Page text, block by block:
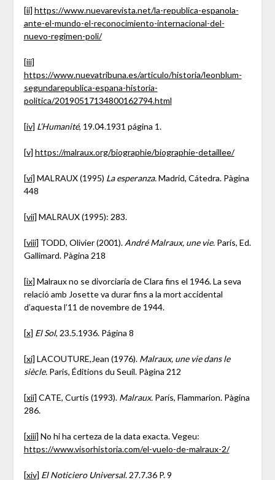
[ii] https://www.nuevarevista.net/la-republica-espanola-
ante-el-mundo-el-reconocimiento-internacional-del-
nuevo-regimen-poli/
[iii]
https://www.nuevatribuna.es/articulo/historia/leonblum-
segundarepublica-espana-historia-
politica/20190517134800162794.html
[iv] L’Humanité, 19.04.1931 página 1.
[v] https://malraux.org/biographie/biographie-detaillee/
[vi] MALRAUX (1995) La esperanza.Madrid, Cátedra. Pàgina
448
[vii] MALRAUX (1995): 283.
[viii] TODD, Olivier (2001). André Malraux, une vie.París, Ed.
Gallimard. Pàgina 218
[ix] Malraux no se divorciaría de Clara fins el 1946. La seva
relació amb Josette va durar fins a la mort accidental
d’aquesta l’11 de novembre de 1944.
[x] El Sol, 23.5.1936. Página 8
[xi] LACOUTURE,Jean (1976). Malraux, une vie dans le
siècle.Paris, Éditions du Seuil. Pàgina 212
[xii] CATE, Curtis (1993). Malraux.París, Flammarion. Pàgina
286.
[xiii] No hi ha certeza de la data exacta. Vegeu:
https://www.visorhistoria.com/el-vuelo-de-malraux-2/
[xiv] El Noticiero Universal. 27.7.36 P. 9